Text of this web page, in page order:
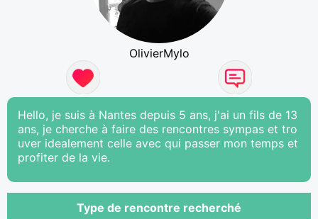
OlivierMylo
Hello, je suis à Nantes depuis 5 ans, j'ai un fils de 13
ans, je cherche à faire des rencontres sympas et tro
uver idealement celle avec qui passer mon temps et
profiter de la vie.
Type de rencontre recherché